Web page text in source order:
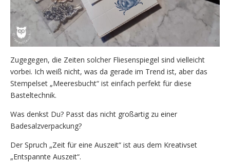
Zugegegen, die Zeiten solcher Fliesenspiegel sind vielleicht
vorbei. Ich weiß nicht, was da gerade im Trend ist, aber das
Stempelset „Meeresbucht“ ist einfach perfekt für diese
Basteltechnik.
Was denkst Du? Passt das nicht großartig zu einer
Badesalzverpackung?
Der Spruch „Zeit für eine Auszeit“ ist aus dem Kreativset
„Entspannte Auszeit“.